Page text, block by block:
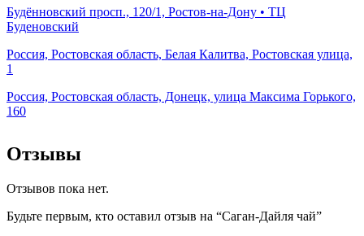
Будённовский просп., 120/1, Ростов-на-Дону • ТЦ
Буденовский
Россия, Ростовская область, Белая Калитва, Ростовская улица,
1
Россия, Ростовская область, Донецк, улица Максима Горького,
160
Отзывы
Отзывов пока нет.
Будьте первым, кто оставил отзыв на “Саган-Дайля чай”